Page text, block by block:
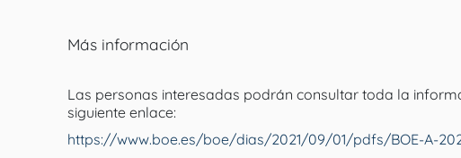
Más información
Las personas interesadas podrán consultar toda la
siguiente enlace:
https://www.boe.es/boe/dias/2021/09/01/pdfs/BOE-A-